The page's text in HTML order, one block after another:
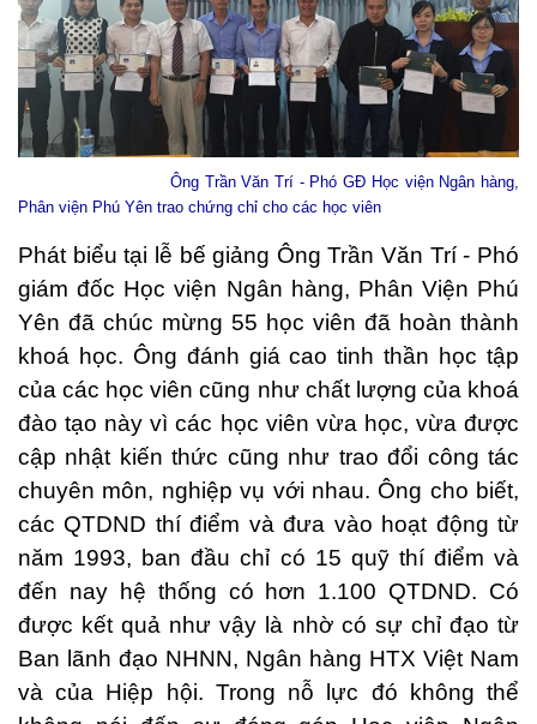
Ông Trần Văn Trí - Phó GĐ Học viện Ngân hàng,
Phân viện Phú Yên trao chứng chỉ cho các học viên
Phát biểu tại lễ bế giảng Ông Trần Văn Trí - Phó
giám đốc Học viện Ngân hàng, Phân Viện Phú
Yên đã chúc mừng 55 học viên đã hoàn thành
khoá học. Ông đánh giá cao tinh thần học tập
của các học viên cũng như chất lượng của khoá
đào tạo này vì các học viên vừa học, vừa được
cập nhật kiến thức cũng như trao đổi công tác
chuyên môn, nghiệp vụ với nhau. Ông cho biết,
các QTDND thí điểm và đưa vào hoạt động từ
năm 1993, ban đầu chỉ có 15 quỹ thí điểm và
đến nay hệ thống có hơn 1.100 QTDND. Có
được kết quả như vậy là nhờ có sự chỉ đạo từ
Ban lãnh đạo NHNN, Ngân hàng HTX Việt Nam
và của Hiệp hội. Trong nỗ lực đó không thể